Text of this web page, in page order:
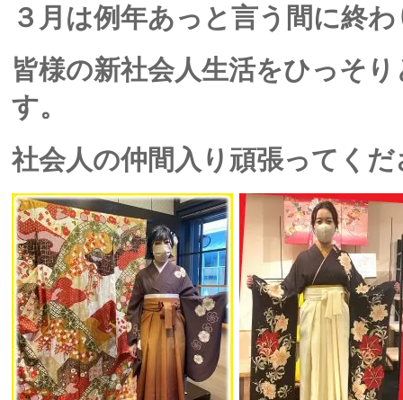
３月は例年あっと言う間に終
皆様の新社会人生活をひっそ
す。
社会人の仲間入り頑張ってく